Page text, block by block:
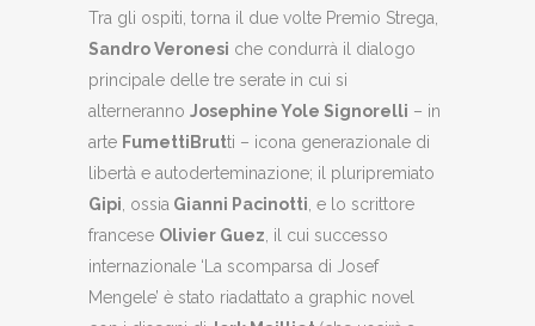
Tra gli ospiti, torna il due volte Premio Strega,
Sandro Veronesi che condurrà il dialogo
principale delle tre serate in cui si
alterneranno Josephine Yole Signorelli – in
arte FumettiBrutti – icona generazionale di
libertà e autoderteminazione; il pluripremiato
Gipi , ossia Gianni Pacinotti , e lo scrittore
francese Olivier Guez , il cui successo
internazionale ‘La scomparsa di Josef
Mengele’ è stato riadattato a graphic novel